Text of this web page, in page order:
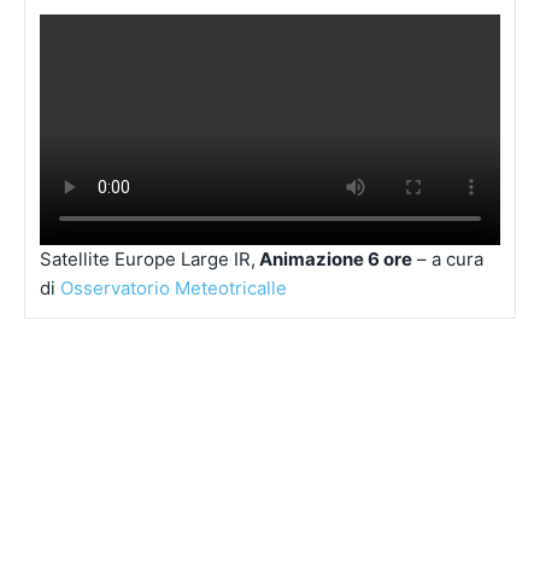
Satellite Europe Large IR, Animazione 6 ore – a cura
di Osservatorio Meteotricalle